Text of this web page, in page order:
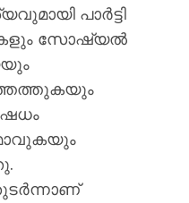
പാർട്ടി
സോഷ്യൽ